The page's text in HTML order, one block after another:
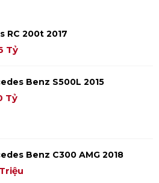
RC 200t 2017
Tỷ
Benz S500L 2015
Tỷ
Benz C300 AMG 2018